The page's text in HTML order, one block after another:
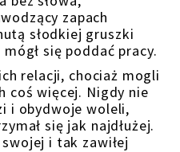
zapach
słodkiej gruszki
się poddać pracy.
relacji, chociaż mogli
coś więcej. Nigdy nie
i obydwoje woleli,
się jak najdłużej.
i tak zawiłej